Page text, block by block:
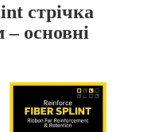
стрічка
основні